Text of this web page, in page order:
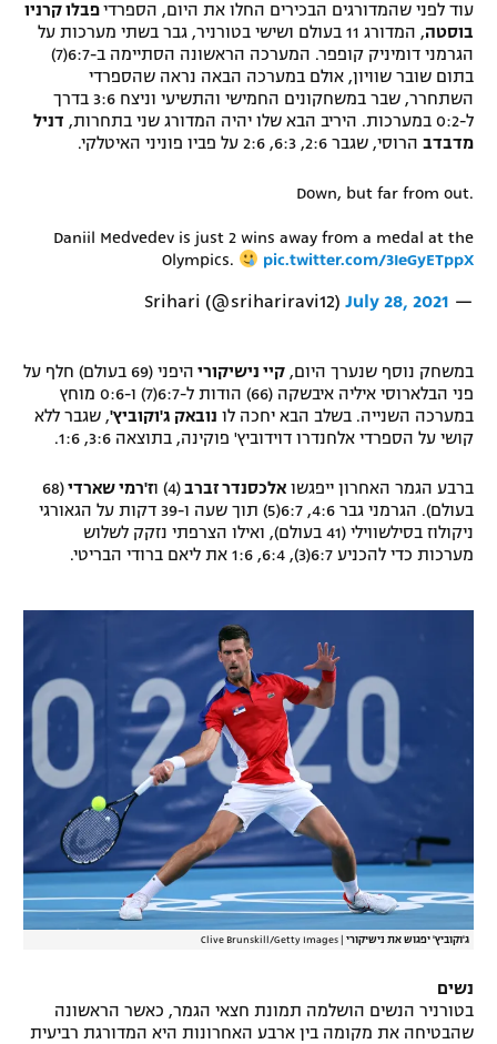
הצטרפות לחבילת הערוצים
לוח דרושים – ג'ובנט
תגיות
המגזין
עוד לפני שהמדורגים הבכירים החלו את היום, הספרדיפבלו קרניו
בוסטה
, המדורג 11 בעולם ושישי בטורניר, גבר בשתי מערכות על
הגרמני דומיניק קופפר. המערכה הראשונה הסתיימה ב-6:7(7)
בתום שובר שוויון, אולם במערכה הבאה נראה שהספרדי
השתחרר, שבר במשחקונים החמישי והתשיעי וניצח 3:6 בדרך
ל-0:2 במערכות. היריב הבא שלו יהיה המדורג שני בתחרות,
דניל
מדבדב הרוסי, שגבר 2:6, 6:3, 2:6 על פביו פוניני האיטלקי.
Down, but far from out.
Daniil Medvedev is just 2 wins away from a medal at the
Olympics.
pic.twitter.com/3IeGyETppX
— Srihari (@srihariravi12)
July 28, 2021
במשחק נוסף שנערך היום, קיי נישיקורי
היפני (69 בעולם) חלף על
פני הבלארוסי איליה איבשקה (66) הודות ל-6:7(7) ו-0:6 מוחץ
במערכה השנייה. בשלב הבא יחכה לו נובאק ג'וקוביץ', שגבר ללא
קושי על הספרדי אלחנדרו דוידוביץ' פוקינה, בתוצאה 3:6, 1:6.
ברבע הגמר האחרון ייפגשו אלכסנדר זברב(4) ו ז'רמי שארדי (68
בעולם). הגרמני גבר 4:6, 6:7(5) תוך שעה ו-39 דקות על הגאורגי
ניקולוז בסילשווילי (41 בעולם), ואילו הצרפתי נזקק לשלוש
מערכות כדי להכניע 6:7(3), 6:4, 1:6 את ליאם ברודי הבריטי.
ג'וקוביץ' יפגוש את נישיקורי Clive Brunskill/Getty Images
נשים
בטורניר הנשים הושלמה תמונת חצאי הגמר, כאשר הראשונה
שהבטיחה את מקומה בין ארבע האחרונות היא המדורגת רביעית